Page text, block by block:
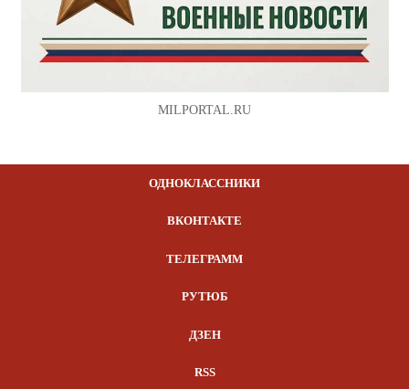
MILPORTAL.RU
ОДНОКЛАССНИКИ
ВКОНТАКТЕ
ТЕЛЕГРАММ
РУТЮБ
ДЗЕН
RSS